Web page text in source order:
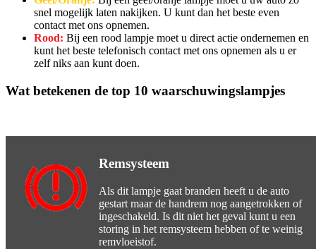
snel mogelijk laten nakijken. U kunt dan het beste even
contact met ons opnemen.
Rood: Bij een rood lampje moet u direct actie ondernemen en
kunt het beste telefonisch contact met ons opnemen als u er
zelf niks aan kunt doen.
Wat betekenen de top 10 waarschuwingslampjes
Remsysteem
Als dit lampje gaat branden heeft u de auto
gestart maar de handrem nog aangetrokken of
ingeschakeld. Is dit niet het geval kunt u een
storing in het remsysteem hebben of te weinig
remvloeistof.